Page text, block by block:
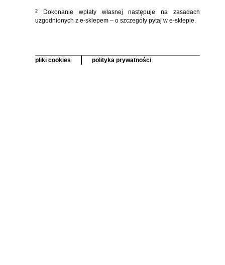
2
Dokonanie wpłaty własnej następuje na zasadach
uzgodnionych z e-sklepem – o szczegóły pytaj w e-sklepie.
pliki cookies polityka prywatności